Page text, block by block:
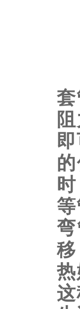
移